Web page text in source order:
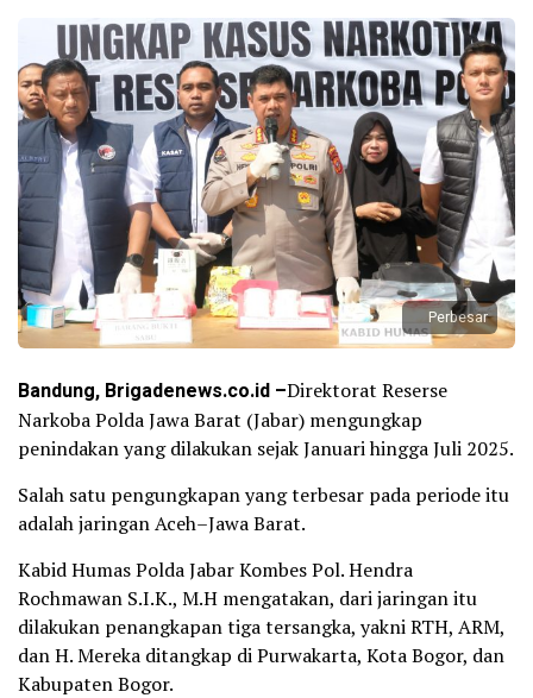
Perbesar
Bandung, Brigadenews.co.id –Direktorat Reserse
Narkoba Polda Jawa Barat (Jabar) mengungkap
penindakan yang dilakukan sejak Januari hingga Juli 2025.
Salah satu pengungkapan yang terbesar pada periode itu
adalah jaringan Aceh–Jawa Barat.
Kabid Humas Polda Jabar Kombes Pol. Hendra
Rochmawan S.I.K., M.H mengatakan, dari jaringan itu
dilakukan penangkapan tiga tersangka, yakni RTH, ARM,
dan H. Mereka ditangkap di Purwakarta, Kota Bogor, dan
Kabupaten Bogor.